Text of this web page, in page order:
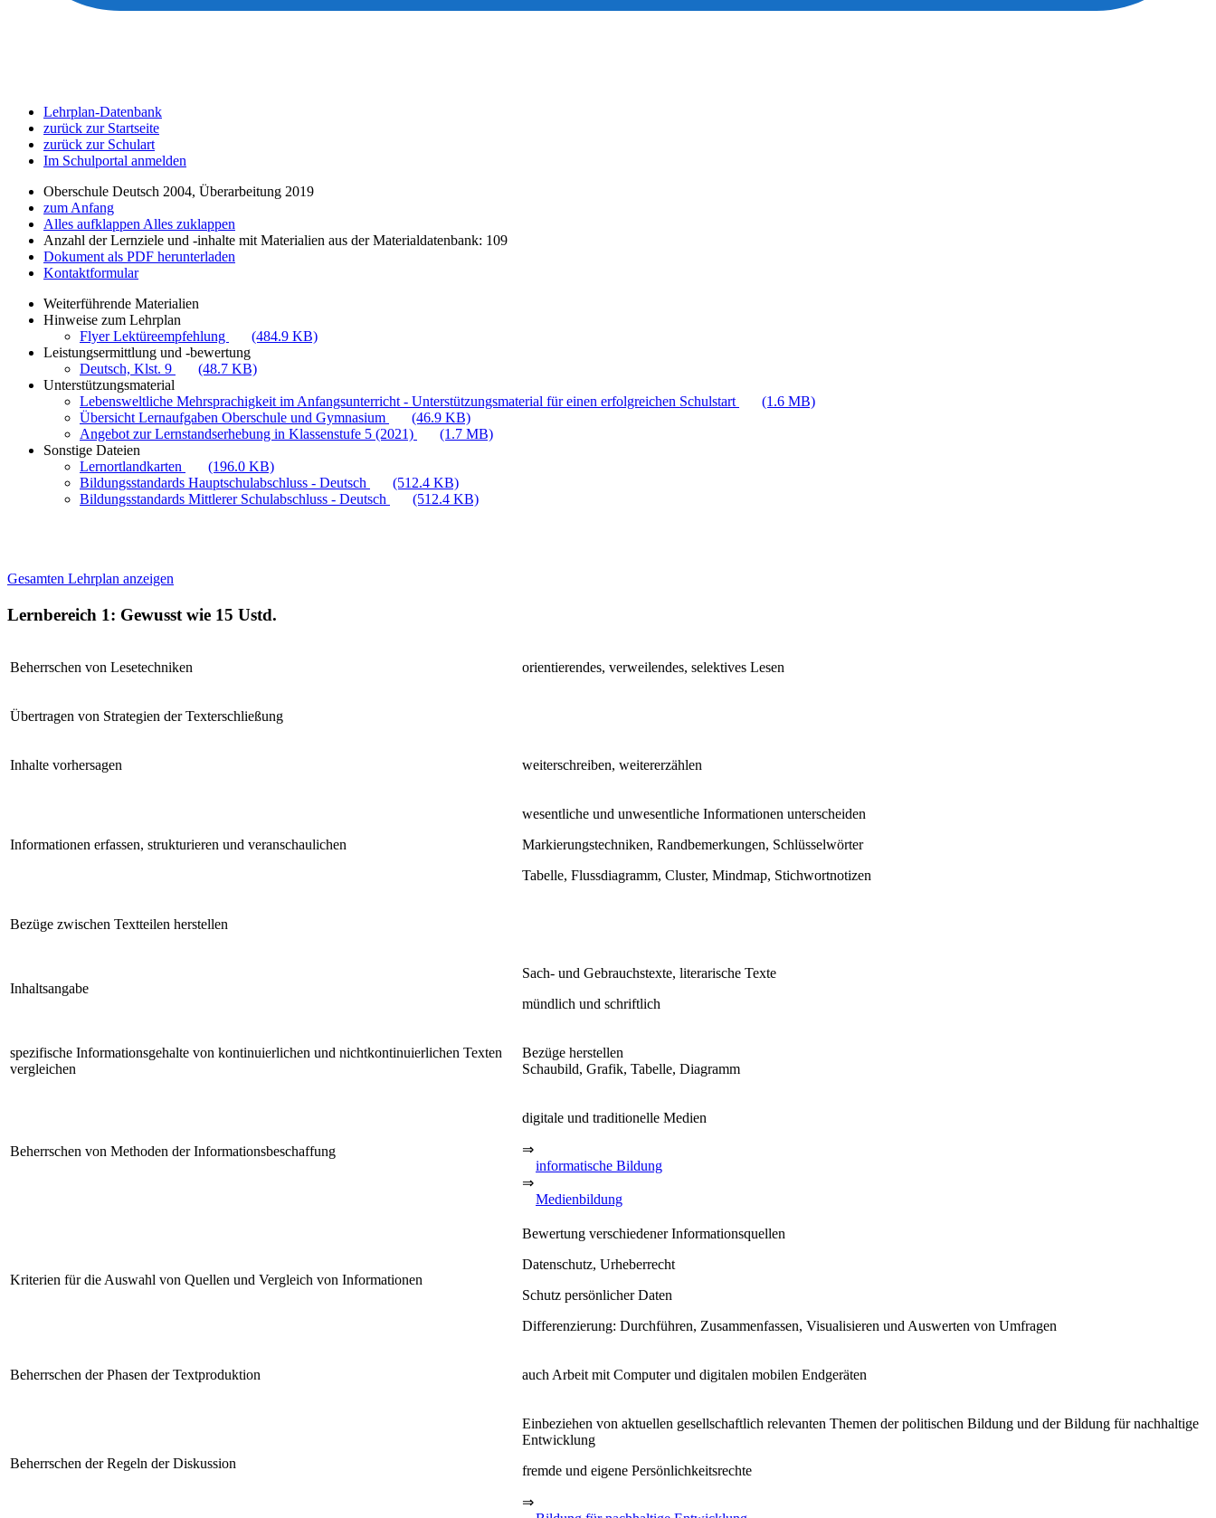
Lehrplan-Datenbank
zurück zur Startseite
zurück zur Schulart
Im Schulportal anmelden
Oberschule Deutsch 2004, Überarbeitung 2019
zum Anfang
Alles aufklappen Alles zuklappen
Anzahl der Lernziele und -inhalte mit Materialien aus der Materialdatenbank: 109
Dokument als PDF herunterladen
Kontaktformular
Weiterführende Materialien
Hinweise zum Lehrplan
Flyer Lektüreempfehlung
(484.9 KB)
Leistungsermittlung und -bewertung
Deutsch, Klst. 9
(48.7 KB)
Unterstützungsmaterial
Lebensweltliche Mehrsprachigkeit im Anfangsunterricht - Unterstützungsmaterial für einen erfolgreichen Schulstart
(1.6 MB)
Übersicht Lernaufgaben Oberschule und Gymnasium
(46.9 KB)
Angebot zur Lernstandserhebung in Klassenstufe 5 (2021)
(1.7 MB)
Sonstige Dateien
Lernortlandkarten
(196.0 KB)
Bildungsstandards Hauptschulabschluss - Deutsch
(512.4 KB)
Bildungsstandards Mittlerer Schulabschluss - Deutsch
(512.4 KB)
Gesamten Lehrplan anzeigen
Lernbereich 1: Gewusst wie 15 Ustd.
Beherrschen von Lesetechniken orientierendes, verweilendes, selektives Lesen
Übertragen von Strategien der Texterschließung
Inhalte vorhersagen weiterschreiben, weitererzählen
Informationen erfassen, strukturieren und veranschaulichen
wesentliche und unwesentliche Informationen unterscheiden
Markierungstechniken, Randbemerkungen, Schlüsselwörter
Tabelle, Flussdiagramm, Cluster, Mindmap, Stichwortnotizen
Bezüge zwischen Textteilen herstellen
Inhaltsangabe
Sach- und Gebrauchstexte, literarische Texte
mündlich und schriftlich
spezifische Informationsgehalte von kontinuierlichen und nichtkontinuierlichen Texten
vergleichen
Bezüge herstellen
Schaubild, Grafik, Tabelle, Diagramm
Beherrschen von Methoden der Informationsbeschaffung
digitale und traditionelle Medien
⇒
informatische Bildung
⇒
Medienbildung
Kriterien für die Auswahl von Quellen und Vergleich von Informationen
Bewertung verschiedener Informationsquellen
Datenschutz, Urheberrecht
Schutz persönlicher Daten
Differenzierung: Durchführen, Zusammenfassen, Visualisieren und Auswerten von Umfragen
Beherrschen der Phasen der Textproduktion auch Arbeit mit Computer und digitalen mobilen Endgeräten
Beherrschen der Regeln der Diskussion
Einbeziehen von aktuellen gesellschaftlich relevanten Themen der politischen Bildung und der Bildung für nachhaltige
Entwicklung
fremde und eigene Persönlichkeitsrechte
⇒